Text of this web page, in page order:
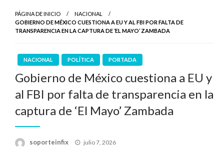
PÁGINA DE INICIO
NACIONAL
GOBIERNO DE MÉXICO CUESTIONA A EU Y AL FBI POR FALTA DE
TRANSPARENCIA EN LA CAPTURA DE ‘EL MAYO’ ZAMBADA
NACIONAL POLÍTICA PORTADA
Gobierno de México cuestiona a EU y
al FBI por falta de transparencia en la
captura de ‘El Mayo’ Zambada
soporteinfix
Publicado
julio 7, 2026